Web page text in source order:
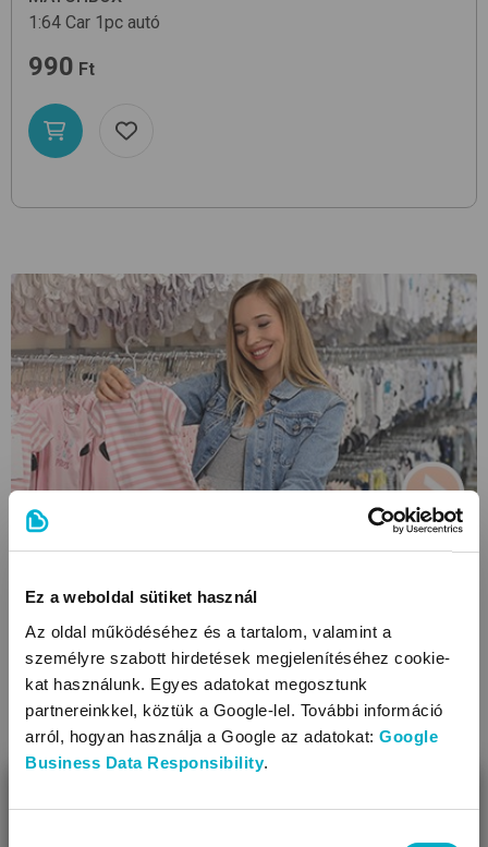
Ez a weboldal sütiket használ
Az oldal működéséhez és a tartalom, valamint a
személyre szabott hirdetések megjelenítéséhez cookie-
kat használunk. Egyes adatokat megosztunk
partnereinkkel, köztük a Google-lel. További információ
arról, hogyan használja a Google az adatokat: Google
Business Data Responsibility.
1:64 Car 1pc autó
990 Ft
Áruházainkban szélesebb választék mellett további